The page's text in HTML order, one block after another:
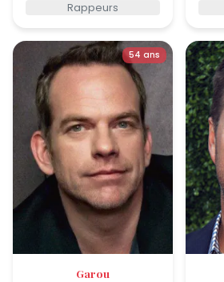
Rappeurs
54 ans
Garou